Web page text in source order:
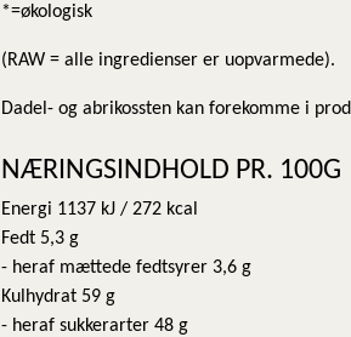
*=økologisk
(RAW = alle ingredienser er uopvarmede).
Dadel- og abrikossten kan forekomme i
NÆRINGSINDHOLD PR. 100G
Energi 1137 kJ / 272 kcal
Fedt 5,3 g
- heraf mættede fedtsyrer 3,6 g
Kulhydrat 59 g
- heraf sukkerarter 48 g